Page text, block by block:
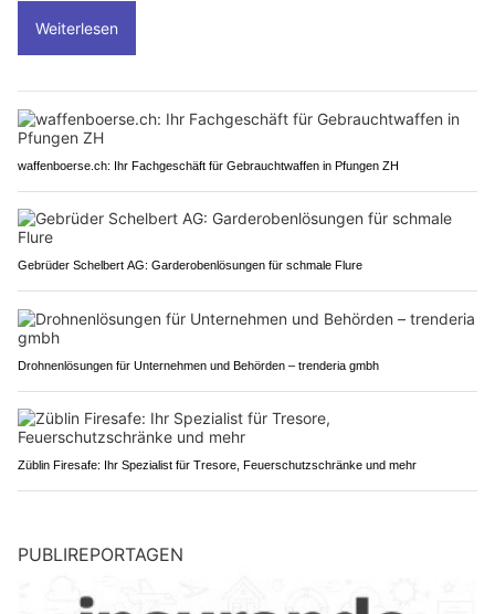
Weiterlesen
waffenboerse.ch: Ihr Fachgeschäft für Gebrauchtwaffen in Pfungen ZH
Gebrüder Schelbert AG: Garderobenlösungen für schmale Flure
Drohnenlösungen für Unternehmen und Behörden – trenderia gmbh
Züblin Firesafe: Ihr Spezialist für Tresore, Feuerschutzschränke und mehr
PUBLIREPORTAGEN